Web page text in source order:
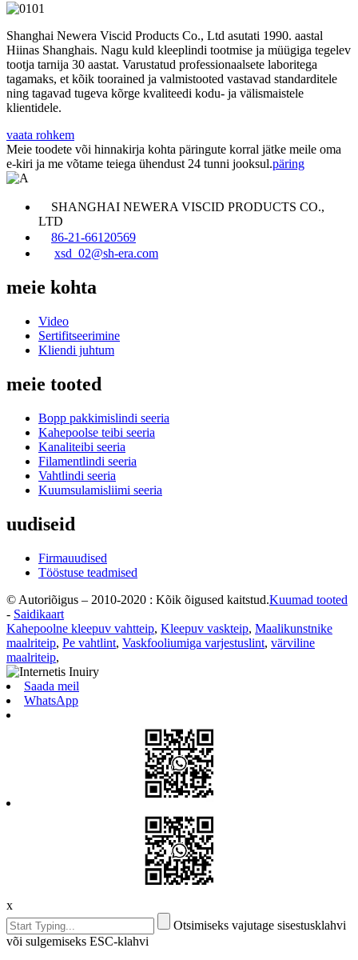
Shanghai Newera Viscid Products Co., Ltd asutati 1990. aastal
Hiinas Shanghais. Nagu kuld kleeplindi tootmise ja müügiga tegelev
tootja tarnija 30 aastat. Varustatud professionaalsete laboritega
tagamaks, et kõik toorained ja valmistooted vastavad standarditele
ning tagavad tugeva kõrge kvaliteedi kodu- ja välismaistele
klientidele.
vaata rohkem
Meie toodete või hinnakirja kohta päringute korral jätke meile oma
e-kiri ja me võtame teiega ühendust 24 tunni jooksul.päring
SHANGHAI NEWERA VISCID PRODUCTS CO.,
LTD
86-21-66120569
xsd_02@sh-era.com
meie kohta
Video
Sertifitseerimine
Kliendi juhtum
meie tooted
Bopp pakkimislindi seeria
Kahepoolse teibi seeria
Kanaliteibi seeria
Filamentlindi seeria
Vahtlindi seeria
Kuumsulamisliimi seeria
uudiseid
Firmauudised
Tööstuse teadmised
© Autoriõigus – 2010-2020 : Kõik õigused kaitstud.Kuumad tooted
- Saidikaart
Kahepoolne kleepuv vahtteip, Kleepuv vaskteip, Maalikunstnike
maalriteip, Pe vahtlint, Vaskfooliumiga varjestuslint, värviline
maalriteip,
Saada meil
WhatsApp
x
Otsimiseks vajutage sisestusklahvi
või sulgemiseks ESC-klahvi